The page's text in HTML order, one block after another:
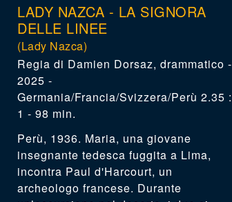
LADY NAZCA - LA SIGNORA
DELLE LINEE
(Lady Nazca)
Damien Dorsaz, drammatico -
2025 -
Germania/Francia/Svizzera/Perù 2.35 :
1 - 98 min.
Perù, 1936. Maria, una giovane
insegnante tedesca fuggita a Lima,
incontra Paul d'Harcourt, un
archeologo francese. Durante